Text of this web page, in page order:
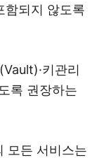
함되지 않도록
키관리
록 권장하는
모든 서비스는